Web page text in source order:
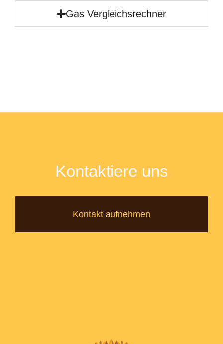
Gas Vergleichsrechner
Kontaktiere uns
Kontakt aufnehmen